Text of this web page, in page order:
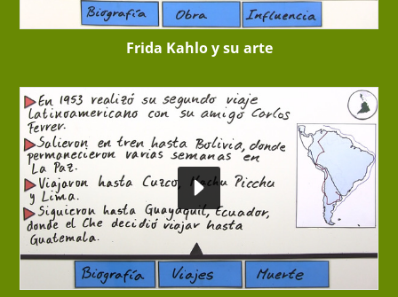
Frida Kahlo y su arte